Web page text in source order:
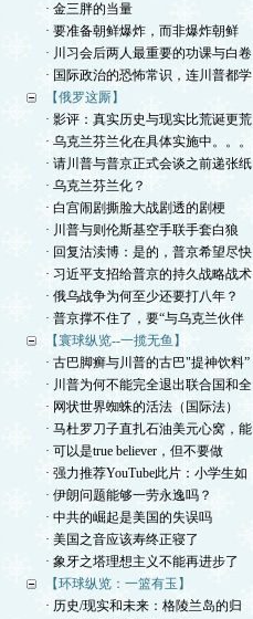
· 金三胖的当量
· 要准备朝鲜爆炸，而非爆炸朝鲜
· 川习会后两人最重要的功课与白卷
· 国际政治的恐怖常识，连川普都学
【俄罗这厮】
· 影评：真实历史与现实比荒诞更荒
· 乌克兰芬兰化在具体实施中。。。
· 请川普与普京正式会谈之前递张纸
· 乌克兰芬兰化？
· 白宫闹剧撕脸大战剧透的剧梗
· 川普与则伦斯基空手联手套白狼
· 回复沽渎博：是的，普京希望尽快
· 习近平支招给普京的持久战略战术
· 俄乌战争为何至少还要打八年？
· 普京撑不住了，要“与乌克兰伙伴
【寰球纵览--一揽无鱼】
· 古巴脚癣与川普的古巴"提神饮料”
· 川普为何不能完全退出联合国和全
· 网状世界蜘蛛的活法（国际法）
· 马杜罗刀子直扎石油美元心窝，能
· 可以是true believer，但不要做
· 强力推荐YouTube此片：小学生如
· 伊朗问题能够一劳永逸吗？
· 中共的崛起是美国的失误吗
· 美国之音应该寿终正寝了
· 象牙之塔理想主义不能再进步了
【环球纵览：一篮有玉】
· 历史/现实和未来：格陵兰岛的归